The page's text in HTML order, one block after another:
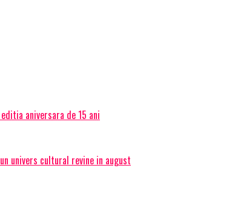
aniversara de 15 ani
univers cultural revine in august